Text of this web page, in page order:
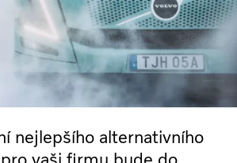
nejlepšího alternativního